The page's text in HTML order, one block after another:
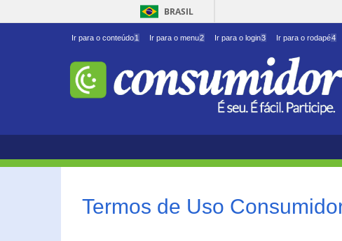
BRASIL
Ir para o conteúdo1 Ir para o menu2 Ir para o login3 Ir para o rodapé4
Termos de Uso